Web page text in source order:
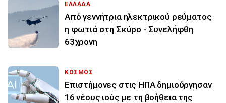
ΕΛΛΑΔΑ
Από γεννήτρια ηλεκτρικού ρεύματος
η φωτιά στη Σκύρο - Συνελήφθη
63χρονη
ΚΟΣΜΟΣ
Επιστήμονες στις ΗΠΑ δημιούργησαν
16 νέους ιούς με τη βοήθεια της